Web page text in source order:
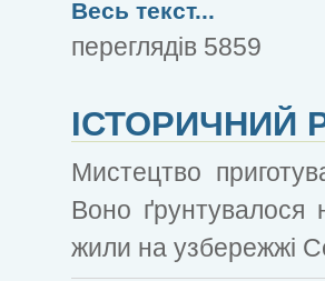
Весь текст...
переглядів 5859
ІСТОРИЧНИЙ
Мистецтво
Воно ґрунтувалося
жили на узбережжі